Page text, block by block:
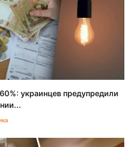
украинцев предупредили